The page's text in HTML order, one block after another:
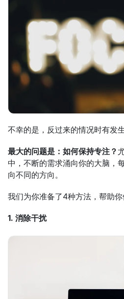
不幸的是，反过来的情况时有发生
最大的问题是：如何保持专注？
中，不断的需求涌向你的大脑，
向不同的方向。
我们为你准备了4种方法，帮助你
1. 消除干扰